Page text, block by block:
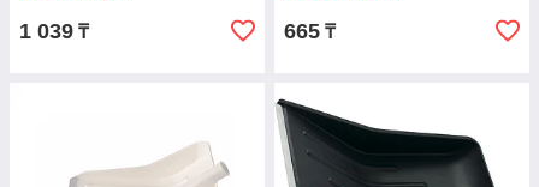
1 039 ₸ 665 ₸